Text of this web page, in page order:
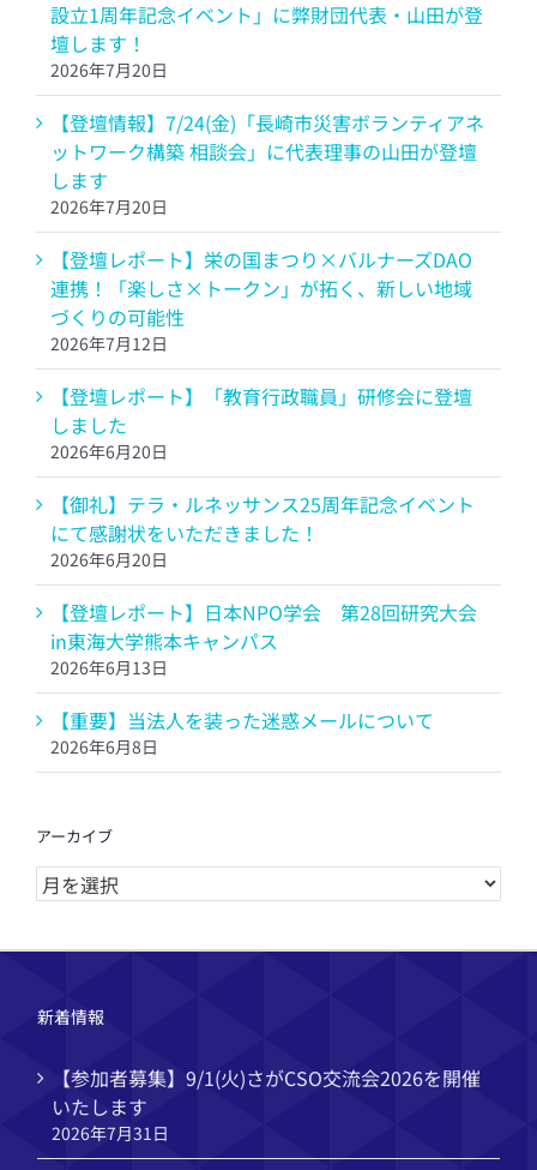
設立1周年記念イベント」に弊財団代表・山田が登
壇します！
2026年7月20日
【登壇情報】7/24(金)「長崎市災害ボランティアネ
ットワーク構築 相談会」に代表理事の山田が登壇
します
2026年7月20日
【登壇レポート】栄の国まつり×バルナーズDAO
連携！「楽しさ×トークン」が拓く、新しい地域
づくりの可能性
2026年7月12日
【登壇レポート】「教育行政職員」研修会に登壇
しました
2026年6月20日
【御礼】テラ・ルネッサンス25周年記念イベント
にて感謝状をいただきました！
2026年6月20日
【登壇レポート】日本NPO学会 第28回研究大会
in東海大学熊本キャンパス
2026年6月13日
【重要】当法人を装った迷惑メールについて
2026年6月8日
アーカイブ
ア
ー
新着情報
【参加者募集】9/1(火)さがCSO交流会2026を開催
いたします
2026年7月31日